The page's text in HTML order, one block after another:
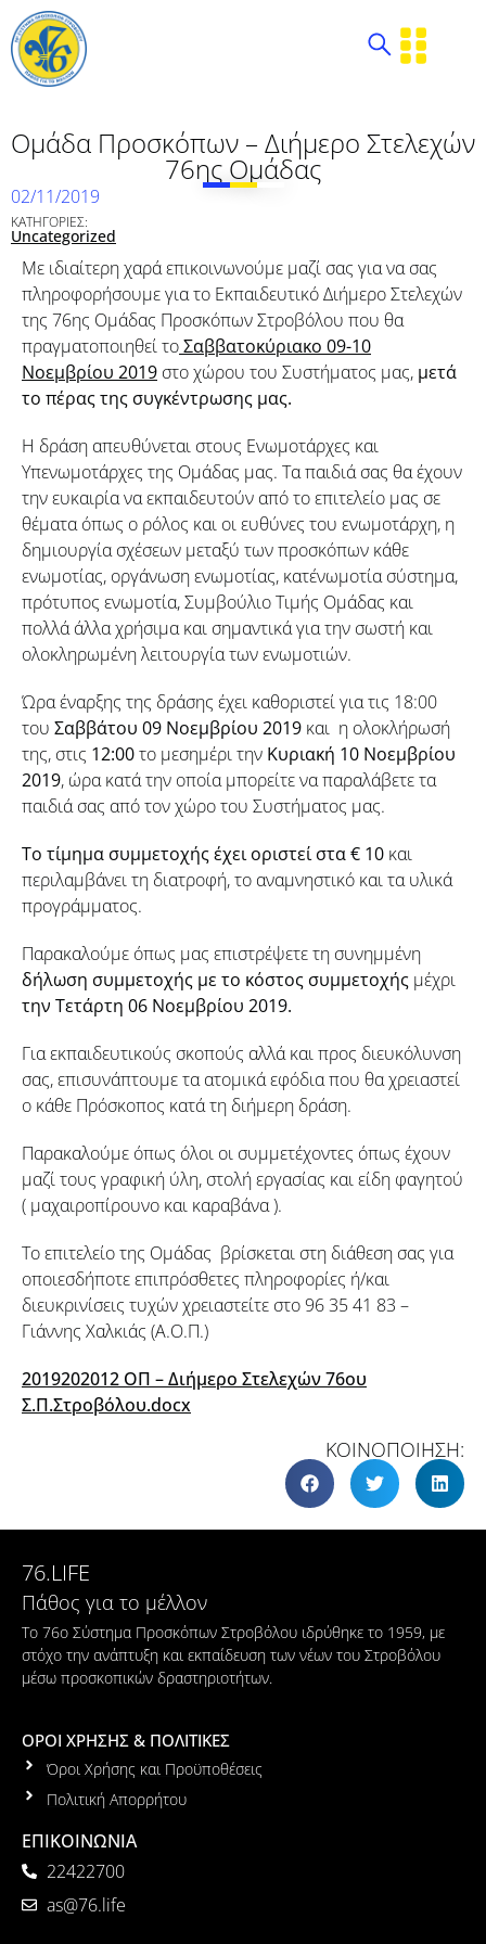
Ομάδα Προσκόπων – Διήμερο Στελεχών
76ης Ομάδας
02/11/2019
ΚΑΤΗΓΟΡΙΕΣ:
Uncategorized
Με ιδιαίτερη χαρά επικοινωνούμε μαζί σας για να σας
πληροφορήσουμε για το Εκπαιδευτικό Διήμερο Στελεχών
της 76ης Ομάδας Προσκόπων Στροβόλου που θα
πραγματοποιηθεί τοΣαββατοκύριακο 09-10
Νοεμβρίου 2019 στο χώρου του Συστήματος μας, μετά
το πέρας της συγκέντρωσης μας.
Η δράση απευθύνεται στους Ενωμοτάρχες και
Υπενωμοτάρχες της Ομάδας μας. Τα παιδιά σας θα έχουν
την ευκαιρία να εκπαιδευτούν από το επιτελείο μας σε
θέματα όπως ο ρόλος και οι ευθύνες του ενωμοτάρχη, η
δημιουργία σχέσεων μεταξύ των προσκόπων κάθε
ενωμοτίας, οργάνωση ενωμοτίας, κατ΄ενωμοτία σύστημα,
πρότυπος ενωμοτία, Συμβούλιο Τιμής Ομάδας και
πολλά άλλα χρήσιμα και σημαντικά για την σωστή και
ολοκληρωμένη λειτουργία των ενωμοτιών.
Ώρα έναρξης της δράσης έχει καθοριστεί για τις 18:00
του Σαββάτου 09 Νοεμβρίου 2019 και η ολοκλήρωσή
της, στις 12:00το μεσημέρι την Κυριακή 10 Νοεμβρίου
2019, ώρα κατά την οποία μπορείτε να παραλάβετε τα
παιδιά σας από τον χώρο του Συστήματος μας.
Το τίμημα συμμετοχής έχει οριστεί στα € 10 και
περιλαμβάνει τη διατροφή, το αναμνηστικό και τα υλικά
προγράμματος.
Παρακαλούμε όπως μας επιστρέψετε τη συνημμένη
δήλωση συμμετοχής με το κόστος συμμετοχής μέχρι
την Τετάρτη 06 Νοεμβρίου 2019.
Για εκπαιδευτικούς σκοπούς αλλά και προς διευκόλυνση
σας, επισυνάπτουμε τα ατομικά εφόδια που θα χρειαστεί
ο κάθε Πρόσκοπος κατά τη διήμερη δράση.
Παρακαλούμε όπως όλοι οι συμμετέχοντες όπως έχουν
μαζί τους γραφική ύλη, στολή εργασίας και είδη φαγητού
( μαχαιροπίρουνο και καραβάνα ).
Το επιτελείο της Ομάδας βρίσκεται στη διάθεση σας για
οποιεσδήποτε επιπρόσθετες πληροφορίες ή/και
διευκρινίσεις τυχών χρειαστείτε στο 96 35 41 83 –
Γιάννης Χαλκιάς (Α.Ο.Π.)
2019202012 ΟΠ – Διήμερο Στελεχών 76ου
Σ.Π.Στροβόλου.docx
ΚΟΙΝΟΠΟΙΗΣΗ:
76.LIFE
Πάθος για το μέλλον
Το 76ο Σύστημα Προσκόπων Στροβόλου ιδρύθηκε το 1959, με
στόχο την ανάπτυξη και εκπαίδευση των νέων του Στροβόλου
μέσω προσκοπικών δραστηριοτήτων.
ΟΡΟΙ ΧΡΗΣΗΣ & ΠΟΛΙΤΙΚΕΣ
Όροι Χρήσης και Προϋποθέσεις
Πολιτική Απορρήτου
ΕΠΙΚΟΙΝΩΝΙΑ
22422700
as@76.life